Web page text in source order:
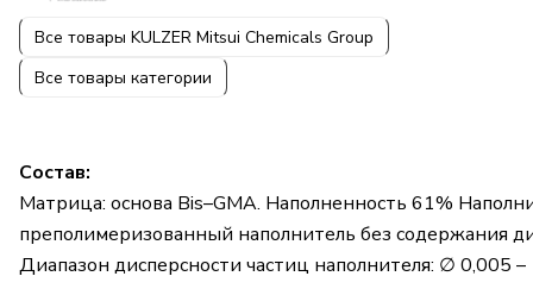
Все товары KULZER Mitsui Chemicals Group
Все товары категории
Состав:
Матрица: основа Bis–GMA. Наполненность 61%
преполимеризованный наполнитель без содержания
Диапазон дисперсности частиц наполнителя: ∅ 0,005